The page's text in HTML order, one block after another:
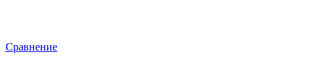
Сравнение